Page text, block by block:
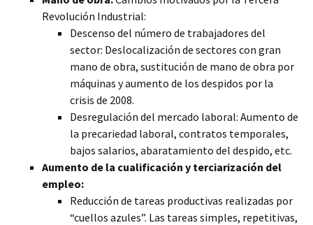
Revolución Industrial:
Descenso del número de trabajadores del
sector: Deslocalización de sectores con gran
mano de obra, sustitución de mano de obra por
máquinas y aumento de los despidos por la
crisis de 2008.
Desregulación del mercado laboral: Aumento de
la precariedad laboral, contratos temporales,
bajos salarios, abaratamiento del despido, etc.
Aumento de la cualificación y terciarización del
empleo:
Reducción de tareas productivas realizadas por
“cuellos azules”. Las tareas simples, repetitivas,